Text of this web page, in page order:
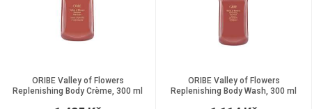
ORIBE Valley of Flowers
Replenishing Body Crème, 300 ml
ORIBE Valley of Flowers
Replenishing Body Wash, 300 ml